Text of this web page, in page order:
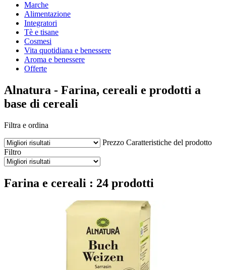
Marche
Alimentazione
Integratori
Tè e tisane
Cosmesi
Vita quotidiana e benessere
Aroma e benessere
Offerte
Alnatura - Farina, cereali e prodotti a
base di cereali
Filtra e ordina
Prezzo Caratteristiche del prodotto
Filtro
Farina e cereali : 24 prodotti